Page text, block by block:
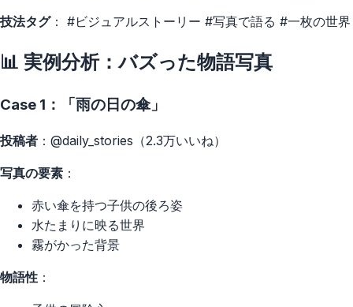
技法タグ： #ビジュアルストーリー #写真で語る #一枚の世界
📊 実例分析：バズった物語写真
Case 1：「雨の日の傘」
投稿者 ：@daily_stories（2.3万いいね）
写真の要素 ：
赤い傘を持つ子供の後ろ姿
水たまりに映る世界
霧がかった背景
物語性 ：